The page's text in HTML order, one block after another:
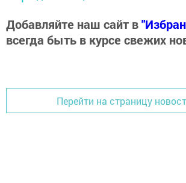
Добавляйте наш сайт в
всегда быть в курсе свежих
Перейти на страницу